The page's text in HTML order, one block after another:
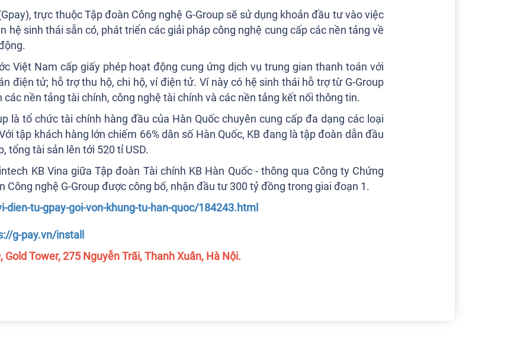
trực thuộc Tập đoàn Công nghệ G-Group sẽ sử dụng khoản đầu tư vào việc
hệ sinh thái sẵn có, phát triển các giải pháp công nghệ cung cấp các nền tảng về
Việt Nam cấp giấy phép hoạt động cung ứng dịch vụ trung gian thanh toán với
điện tử; hỗ trợ thu hộ, chi hộ, ví điện tử. Ví này có hệ sinh thái hỗ trợ từ G-Group
nền tảng tài chính, công nghệ tài chính và các nền tảng kết nối thông tin.
là tổ chức tài chính hàng đầu của Hàn Quốc chuyên cung cấp đa dạng các loại
tập khách hàng lớn chiếm 66% dân số Hàn Quốc, KB đang là tập đoàn dẫn đầu
tổng tài sản lên tới 520 tỉ USD.
KB Vina giữa Tập đoàn Tài chính KB Hàn Quốc - thông qua Công ty Chứng
Công nghệ G-Group được công bố, nhận đầu tư 300 tỷ đồng trong giai đoạn 1.
dien-tu-gpay-goi-von-khung-tu-han-quoc/184243.html
g-pay.vn/install
Gold Tower, 275 Nguyễn Trãi, Thanh Xuân, Hà Nội.